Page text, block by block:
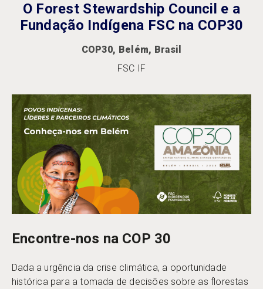
O Forest Stewardship Council e a
Fundação Indígena FSC na COP30
COP30, Belém, Brasil
FSC IF
Encontre-nos na COP 30
Dada a urgência da crise climática, a oportunidade
histórica para a tomada de decisões sobre as florestas